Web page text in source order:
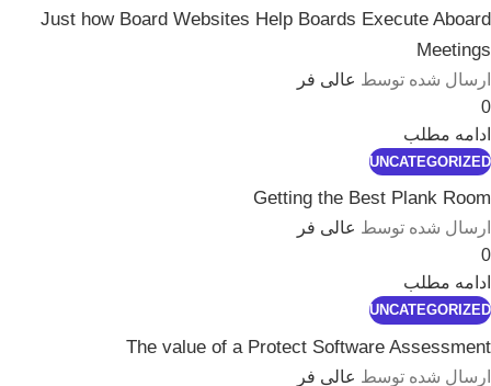
Just how Board Websites Help Boards Execute Aboard
Meetings
ارسال شده توسط عالی فر
0
ادامه مطلب
UNCATEGORIZED
Getting the Best Plank Room
ارسال شده توسط عالی فر
0
ادامه مطلب
UNCATEGORIZED
The value of a Protect Software Assessment
ارسال شده توسط عالی فر